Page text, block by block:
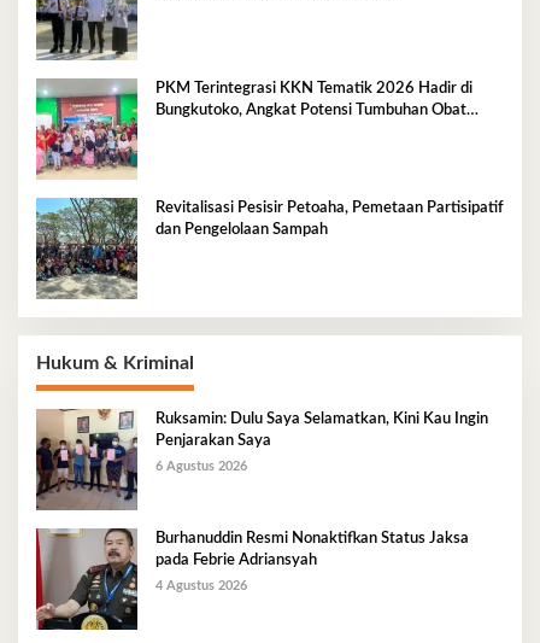
PKM Terintegrasi KKN Tematik 2026 Hadir di
Bungkutoko, Angkat Potensi Tumbuhan Obat
Revitalisasi Pesisir Petoaha, Pemetaan Partisipatif
dan Pengelolaan Sampah
Hukum & Kriminal
Ruksamin: Dulu Saya Selamatkan, Kini Kau Ingin
Penjarakan Saya
6 Agustus 2026
Burhanuddin Resmi Nonaktifkan Status Jaksa
pada Febrie Adriansyah
4 Agustus 2026